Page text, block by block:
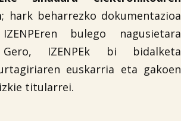
; hark beharrezko dokumentazioa
bulego nagusietara
IZENPEk bi bidalketa
euskarria eta gakoen
titularrei.